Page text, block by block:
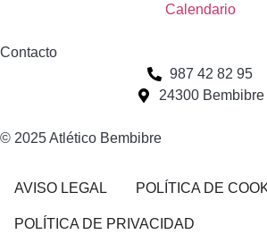
Calendario
Contacto
987 42 82 95
24300 Bembibre
© 2025 Atlético Bembibre
AVISO LEGAL POLÍTICA DE
POLÍTICA DE PRIVACIDAD